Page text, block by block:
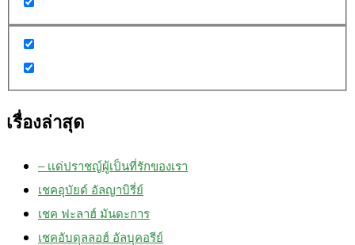
เรื่องล่าสุด
– เเด่ปราชญ์ผู้เป็นที่รักของเรา
เชคอุบัยด์ อัลญาบิรี่ย์
เชค ฟะลาฮ์ มันดะการ
เชคอับดุลลอฮ์ อัลบุคอรีย์